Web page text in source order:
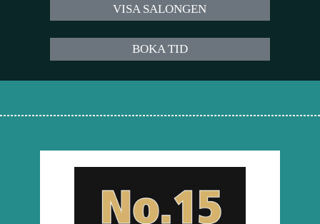
VISA SALONGEN
BOKA TID